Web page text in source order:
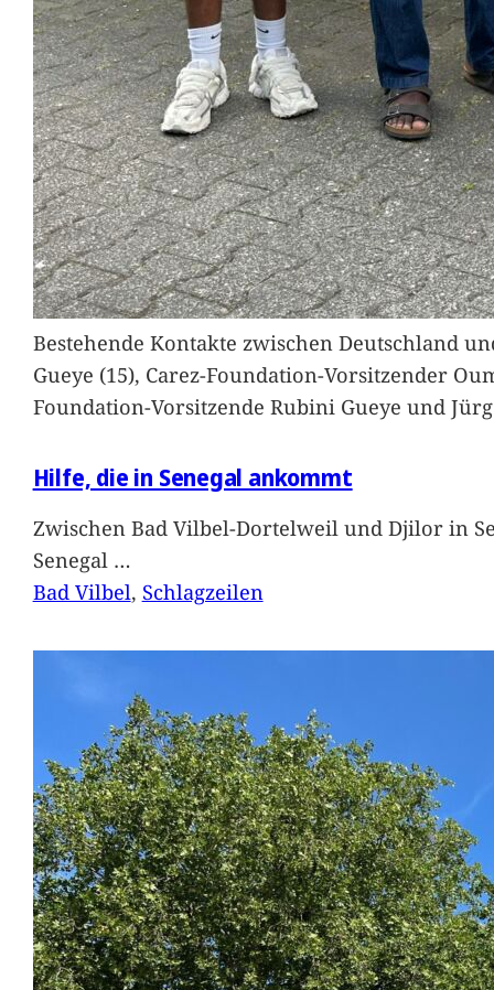
Bestehende Kontakte zwischen Deutschland
Gueye (15), Carez-Foundation-Vorsitzender
Foundation-Vorsitzende Rubini Gueye und
Hilfe, die in Senegal ankommt
Zwischen Bad Vilbel-Dortelweil und Djilor in
Senegal …
Bad Vilbel, Schlagzeilen